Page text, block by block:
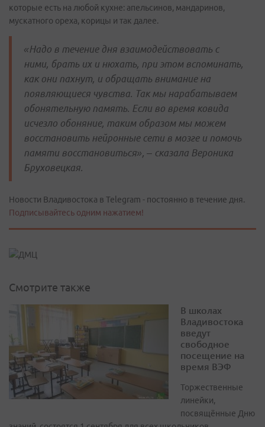
которые есть на любой кухне: апельсинов, мандаринов,
мускатного ореха, корицы и так далее.
«Надо в течение дня взаимодействовать с
ними, брать их и нюхать, при этом вспоминать,
как они пахнут, и обращать внимание на
появляющиеся чувства. Так мы нарабатываем
обонятельную память. Если во время ковида
исчезло обоняние, таким образом мы можем
восстановить нейронные сети в мозге и помочь
памяти восстановиться», – сказала Вероника
Бруховецкая.
Новости Владивостока в Telegram - постоянно в течение дня.
Подписывайтесь одним нажатием!
Смотрите также
В школах
Владивостока
введут
свободное
посещение на
время ВЭФ
Торжественные
линейки,
посвящённые Дню